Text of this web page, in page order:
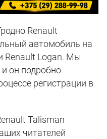
Renault
автомобиль на
Renault Logan. Мы
он подробно
регистрации в
Talisman
читателей